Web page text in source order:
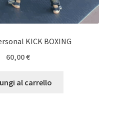
KICK BOXING
60,00€
al carrello